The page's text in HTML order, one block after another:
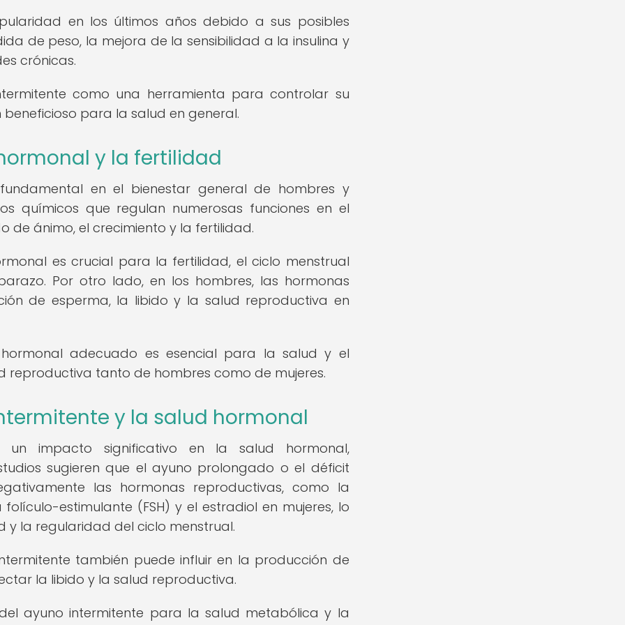
en los últimos años debido a sus posibles
de peso, la mejora de la sensibilidad a la insulina y
crónicas.
como una herramienta para controlar su
para la salud en general.
y la fertilidad
en el bienestar general de hombres y
químicos que regulan numerosas funciones en el
de ánimo, el crecimiento y la fertilidad.
es crucial para la fertilidad, el ciclo menstrual
Por otro lado, en los hombres, las hormonas
de esperma, la libido y la salud reproductiva en
adecuado es esencial para la salud y el
tanto de hombres como de mujeres.
y la salud hormonal
un impacto significativo en la salud hormonal,
sugieren que el ayuno prolongado o el déficit
las hormonas reproductivas, como la
estimulante (FSH) y el estradiol en mujeres, lo
la regularidad del ciclo menstrual.
también puede influir en la producción de
la libido y la salud reproductiva.
ayuno intermitente para la salud metabólica y la